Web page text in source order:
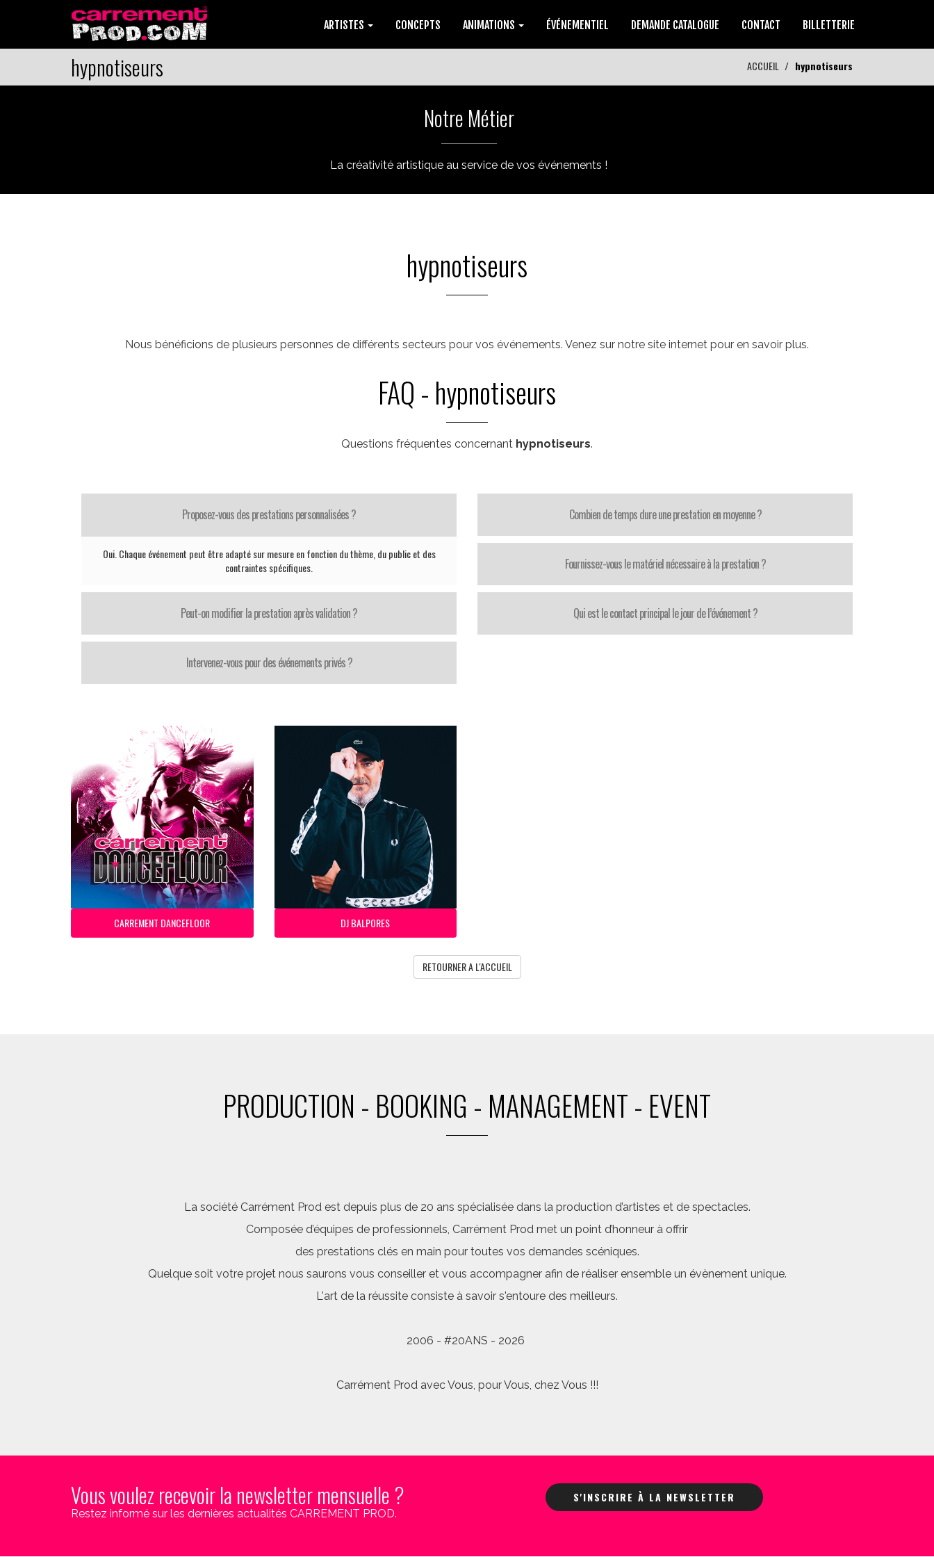
ARTISTES CONCEPTS ANIMATIONS ÉVÉNEMENTIEL DEMANDE CATALOGUE CONTACT BILLETTERIE
hypnotiseurs ACCUEIL hypnotiseurs
Notre Métier
La créativité artistique au service de vos événements !
hypnotiseurs
Nous bénéficions de plusieurs personnes de différents secteurs pour vos événements. Venez sur notre site internet pour en savoir plus.
FAQ - hypnotiseurs
Questions fréquentes concernant hypnotiseurs.
Proposez-vous des prestations personnalisées ?
Oui. Chaque événement peut être adapté sur mesure en fonction du thème, du public et des
contraintes spécifiques.
Peut-on modifier la prestation après validation ?
Intervenez-vous pour des événements privés ?
Combien de temps dure une prestation en moyenne ?
Fournissez-vous le matériel nécessaire à la prestation ?
Qui est le contact principal le jour de l’événement ?
CARREMENT DANCEFLOOR DJ BALPORES
RETOURNER A L'ACCUEIL
PRODUCTION - BOOKING - MANAGEMENT - EVENT
La société Carrément Prod est depuis plus de 20 ans spécialisée dans la production d’artistes et de spectacles.
Composée d’équipes de professionnels, Carrément Prod met un point d’honneur à offrir
des prestations clés en main pour toutes vos demandes scéniques.
Quelque soit votre projet nous saurons vous conseiller et vous accompagner afin de réaliser ensemble un évènement unique.
L'art de la réussite consiste à savoir s'entoure des meilleurs.
2006 - #20ANS - 2026
Carrément Prod avec Vous, pour Vous, chez Vous !!!
Vous voulez recevoir la newsletter mensuelle ?
Restez informé sur les dernières actualités CARREMENT PROD.
S'INSCRIRE À LA NEWSLETTER